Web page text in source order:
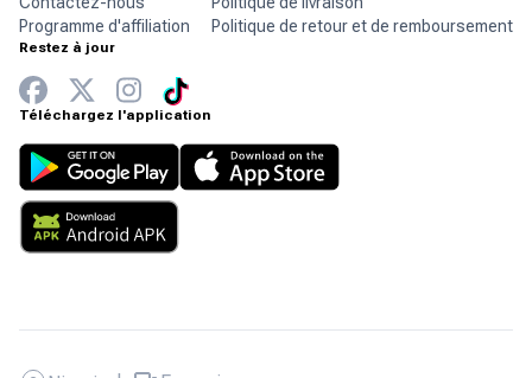
Programme d'affiliation
Politique de retour et de remboursement
Restez à jour
Téléchargez l'application